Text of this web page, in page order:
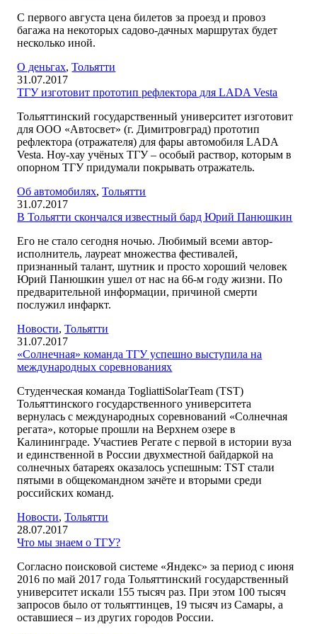
С первого августа цена билетов за проезд и провоз
багажа на некоторых садово-дачных маршрутах будет
несколько иной.
O деньгах,Тольятти
31.07.2017
ТГУ изготовит прототип рефлектора для LADA Vesta
Тольяттинский государственный университет изготовит
для ООО «Автосвет» (г. Димитровград) прототип
рефлектора (отражателя) для фары автомобиля LADA
Vesta. Ноу-хау учёных ТГУ – особый раствор, которым в
опорном ТГУ придумали покрывать отражатель.
Об автомобилях,Тольятти
31.07.2017
В Тольятти скончался известный бард Юрий Панюшкин
Его не стало сегодня ночью. Любимый всеми автор-
исполнитель, лауреат множества фестивалей,
признанный талант, шутник и просто хороший человек
Юрий Панюшкин ушел от нас на 66-м году жизни. По
предварительной информации, причиной смерти
послужил инфаркт.
Новости,Тольятти
31.07.2017
«Солнечная» команда ТГУ успешно выступила на
международных соревнованиях
Студенческая команда TogliattiSolarTeam (TST)
Тольяттинского государственного университета
вернулась с международных соревнований «Солнечная
регата», которые прошли на Верхнем озере в
Калининграде. Участиев Регате с первой в истории вуза
и единственной в России двухместной байдаркой на
солнечных батареях оказалось успешным: TST стали
пятыми в общекомандном зачёте и вторыми среди
российских команд.
Новости,Тольятти
28.07.2017
Что мы знаем о ТГУ?
Согласно поисковой системе «Яндекс» за период с июня
2016 по май 2017 года Тольяттинский государственный
университет искали 155 тысяч раз. При этом 100 тысяч
запросов было от тольяттинцев, 19 тысяч из Самары, а
оставшиеся – из других городов России.